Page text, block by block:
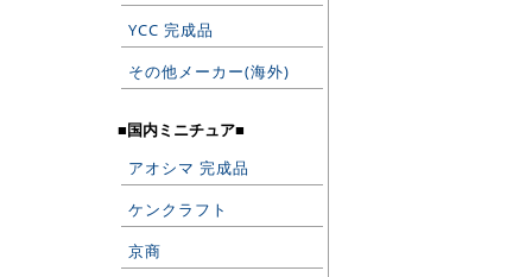
YCC 完成品
その他メーカー(海外)
■国内ミニチュア■
アオシマ 完成品
ケンクラフト
京商